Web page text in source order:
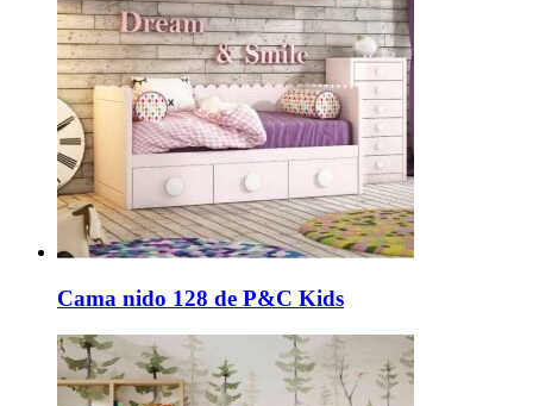
Cama nido 128 de P&C Kids